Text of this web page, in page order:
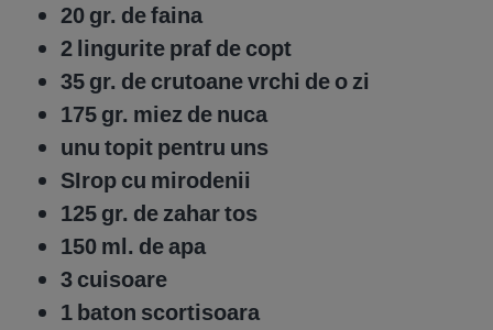
20 gr. de faina
2 lingurite praf de copt
35 gr. de crutoane vrchi de o zi
175 gr. miez de nuca
unu topit pentru uns
SIrop cu mirodenii
125 gr. de zahar tos
150 ml. de apa
3 cuisoare
1 baton scortisoara